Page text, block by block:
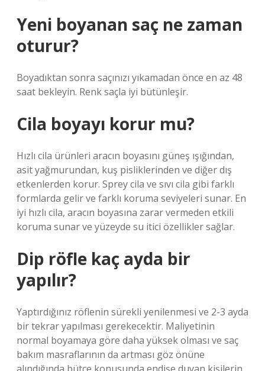
Yeni boyanan saç ne zaman
oturur?
Boyadıktan sonra saçınızı yıkamadan önce en az 48
saat bekleyin. Renk saçla iyi bütünleşir.
Cila boyayı korur mu?
Hızlı cila ürünleri aracın boyasını güneş ışığından,
asit yağmurundan, kuş pisliklerinden ve diğer dış
etkenlerden korur. Sprey cila ve sıvı cila gibi farklı
formlarda gelir ve farklı koruma seviyeleri sunar. En
iyi hızlı cila, aracın boyasına zarar vermeden etkili
koruma sunar ve yüzeyde su itici özellikler sağlar.
Dip röfle kaç ayda bir
yapılır?
Yaptırdığınız röflenin sürekli yenilenmesi ve 2-3 ayda
bir tekrar yapılması gerekecektir. Maliyetinin
normal boyamaya göre daha yüksek olması ve saç
bakım masraflarının da artması göz önüne